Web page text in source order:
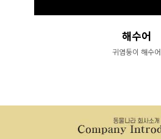
해수어
귀염둥이 해수어